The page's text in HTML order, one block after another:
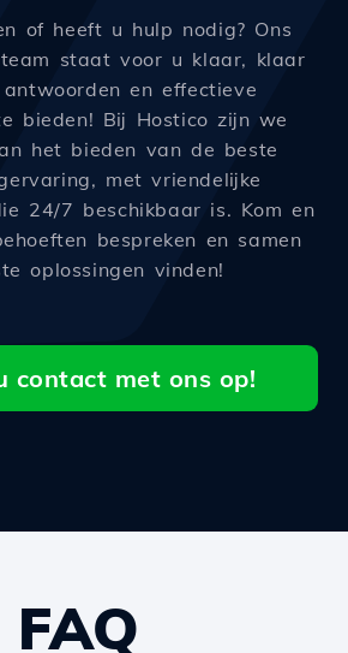
of heeft u hulp nodig? Ons
staat voor u klaar, klaar
en effectieve
bieden! Bij Hostico zijn we
het bieden van de beste
met vriendelijke
24/7 beschikbaar is. Kom en
bespreken en samen
oplossingen vinden!
contact met ons op!
FAQ